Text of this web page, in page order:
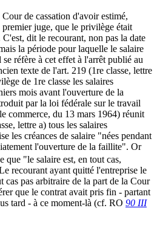
de cassation d'avoir estimé,
juge, que le privilège était
dit le recourant, non pas la date
la période pour laquelle le salaire
réfère à cet effet à l'arrêt publié au
texte de l'art. 219 (1re classe, lettre
de 1re classe les salaires
mois avant l'ouverture de la
par la loi fédérale sur le travail
commerce, du 13 mars 1964) réunit
lettre a) tous les salaires
les créances de salaire "nées pendant
l'ouverture de la faillite". Or
que "le salaire est, en tout cas,
recourant ayant quitté l'entreprise le
pas arbitraire de la part de la Cour
que le contrat avait pris fin - partant
tard - à ce moment-là (cf. RO 90 III